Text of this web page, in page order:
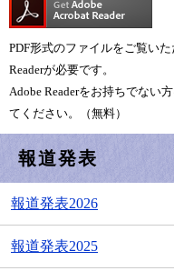
PDF形式のファイルをご覧い
Readerが必要です。
Adobe Readerをお持ちでない
てください。（無料）
報道発表
報道発表2026
報道発表2025